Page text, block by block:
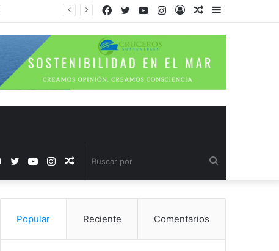
Barra
Publicación
Acceso
Instagram
YouTube
Twitter
Facebook
por
Publicación
al
Instagram
YouTube
Twitter
Facebook
Popular Reciente Comentarios